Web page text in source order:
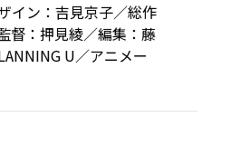
イン：吉見京子／総作
督：押見綾／編集：藤
U／アニメー